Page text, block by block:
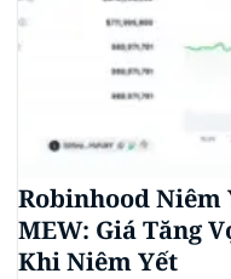
Robinhood Niêm
MEW: Giá Tăng
Khi Niêm Yết